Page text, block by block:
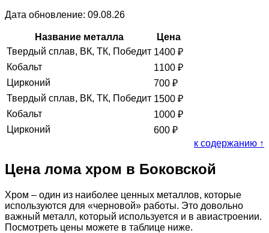
Дата обновление: 09.08.26
Название металла
Цена
Твердый сплав, ВК, ТК, Победит 1400 ₽
Кобальт
1100 ₽
Цирконий
700 ₽
Твердый сплав, ВК, ТК, Победит 1500 ₽
Кобальт
1000 ₽
Цирконий
600 ₽
к содержанию ↑
Цена лома хром в Боковской
Хром – один из наиболее ценных металлов, которые
используются для «черновой» работы. Это довольно
важный металл, который используется и в авиастроении.
Посмотреть цены можете в таблице ниже.